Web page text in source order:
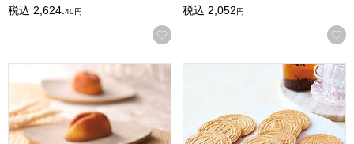
税込 2,624.40円
お気に入りに登録する
税込 2,052円
寿製菓 白ウサギフィナンシェ 16個入【年間ギフト】
東京風月堂 ゴーフレット(72